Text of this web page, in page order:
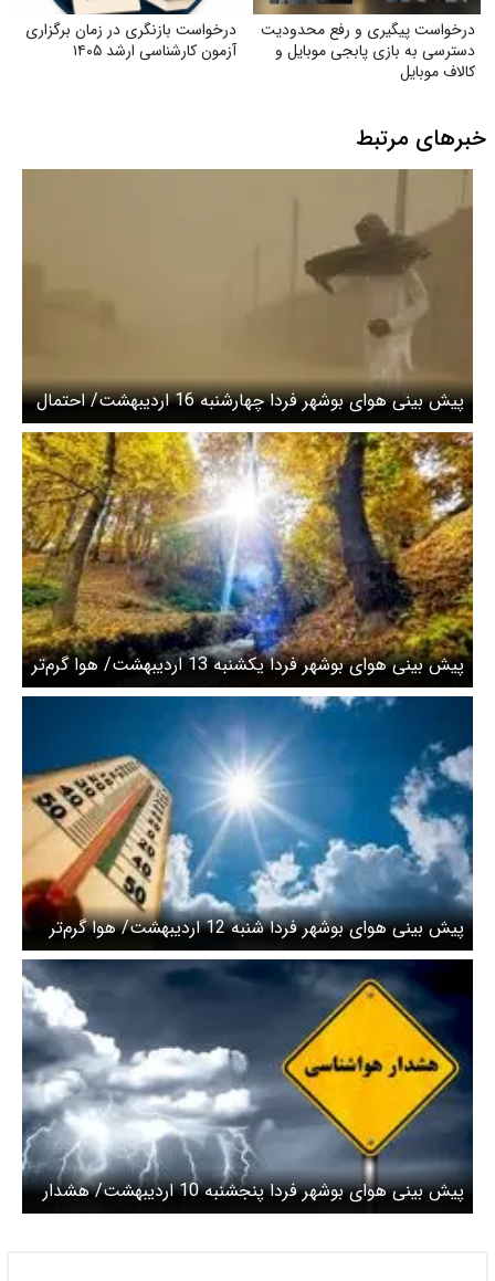
درخواست پیگیری و رفع محدودیت
دسترسی به بازی پابجی موبایل و
کالاف موبایل
درخواست بازنگری در زمان برگزاری
آزمون کارشناسی ارشد ۱۴۰۵
خبرهای مرتبط
پیش بینی هوای بوشهر فردا چهارشنبه 16 اردیبهشت/ احتمال
نفوذ گردوغبار فرامنطقه‌ای
پیش بینی هوای بوشهر فردا یکشنبه 13 اردیبهشت/ هوا گرم‌تر
می‌شود
پیش بینی هوای بوشهر فردا شنبه 12 اردیبهشت/ هوا گرم‌تر
می‌شود
پیش بینی هوای بوشهر فردا پنجشنبه 10 اردیبهشت/ هشدار
زرد صادر شد